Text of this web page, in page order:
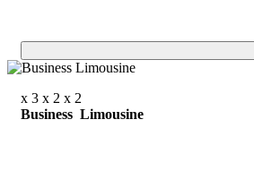
x 3 x 2 x 2
Business Limousine